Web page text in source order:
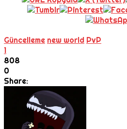
Güncelleme new world PvP
1
808
0
Share: